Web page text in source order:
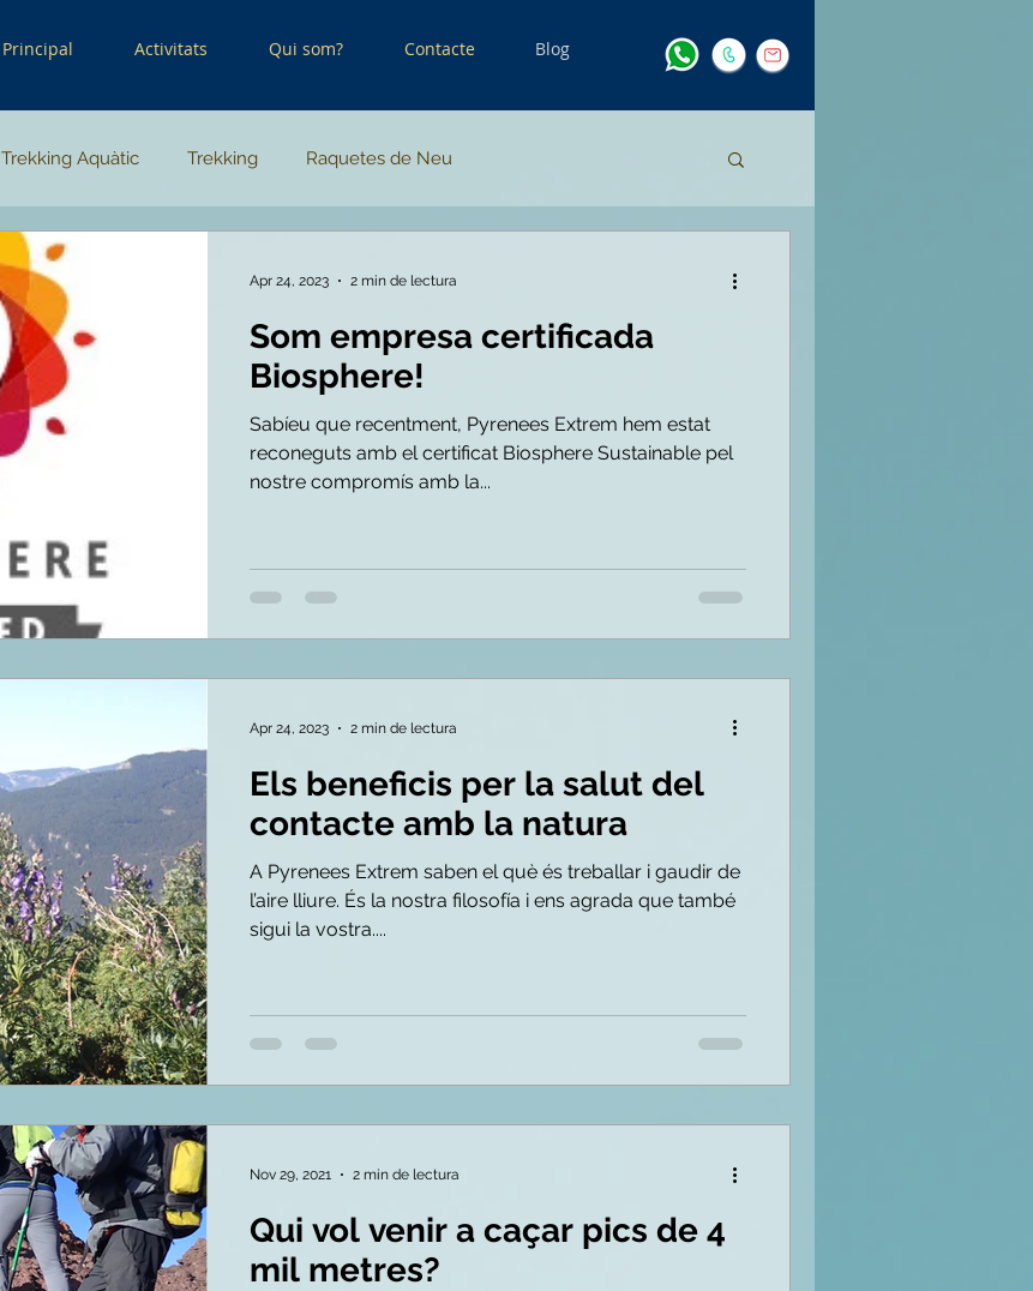
Principal Activitats Qui som? Contacte Blog
Trekking Aquàtic Trekking Raquetes de Neu
Som empresa certificada
Biosphere!
Sabíeu que recentment, Pyrenees Extrem hem estat
reconeguts amb el certificat Biosphere Sustainable pel
nostre compromís amb la...
Apr 24, 2023 2 min de lectura
Els beneficis per la salut del
contacte amb la natura
A Pyrenees Extrem saben el què és treballar i gaudir de
l’aire lliure. És la nostra filosofía i ens agrada que també
sigui la vostra....
Apr 24, 2023 2 min de lectura
Qui vol venir a caçar pics de 4
mil metres?
Nov 29, 2021 2 min de lectura